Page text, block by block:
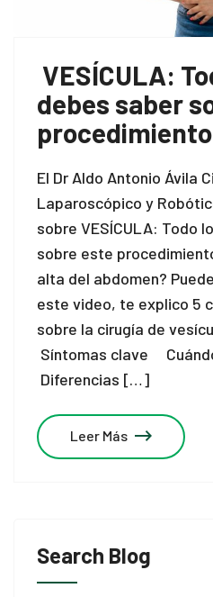
Search Blog
VESÍCULA:
debes saber
procedimiento
El Dr Aldo Antonio Ávila
Laparoscópico y
sobre VESÍCULA: Todo
sobre este
alta del abdomen?
este video, te explico 5
sobre la cirugía de
Síntomas clave
Diferencias […]
Leer Más